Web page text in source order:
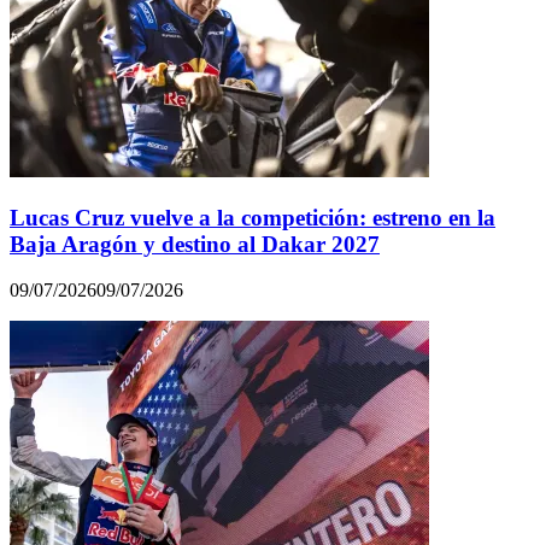
Lucas Cruz vuelve a la competición: estreno en la
Baja Aragón y destino al Dakar 2027
09/07/202609/07/2026